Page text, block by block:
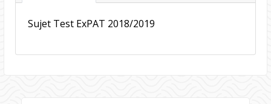
Sujet Test ExPAT 2018/2019